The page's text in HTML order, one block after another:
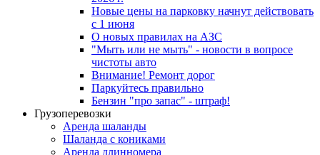
Новые цены на парковку начнут действовать
с 1 июня
О новых правилах на АЗС
"Мыть или не мыть" - новости в вопросе
чистоты авто
Внимание! Ремонт дорог
Паркуйтесь правильно
Бензин "про запас" - штраф!
Грузоперевозки
Аренда шаланды
Шаланда с кониками
Аренда длинномера